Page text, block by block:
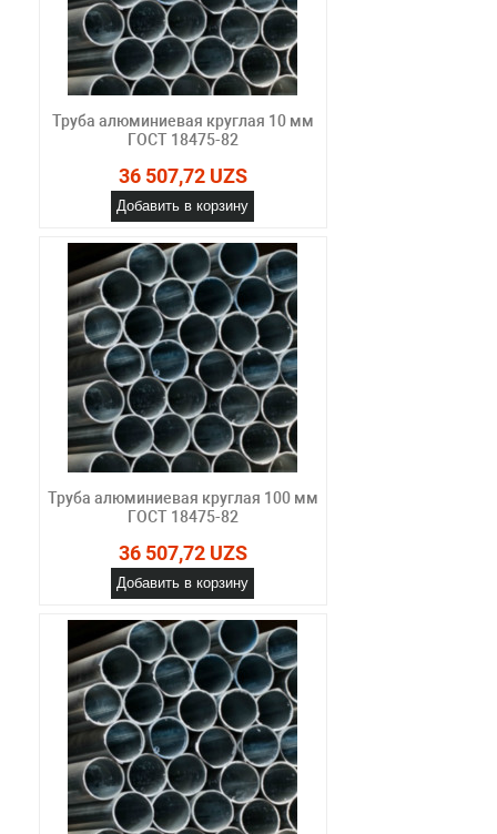
Труба алюминиевая круглая 10 мм
ГОСТ 18475-82
36 507,72 UZS
Добавить в корзину
Труба алюминиевая круглая 100 мм
ГОСТ 18475-82
36 507,72 UZS
Добавить в корзину